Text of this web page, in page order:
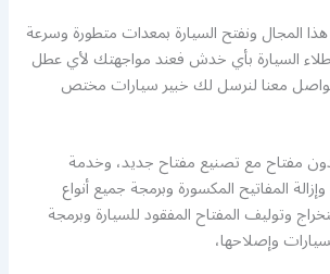
المجال ونفتح السيارة بمعدات متطورة وسرعة
السيارة بأي خدش فعند مواجهتك لأي عطل
معنا لنرسل لك خبير سيارات مختص
مفتاح مع تصنيع مفتاح جديد، وخدمة
المفاتيح المكسورة وبرمجة جميع أنواع
وتوليف المفتاح المفقود للسيارة وبرمجة
وإصلاحها،